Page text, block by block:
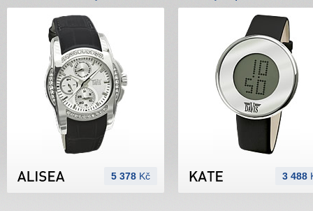
5 378 Kč 3 488